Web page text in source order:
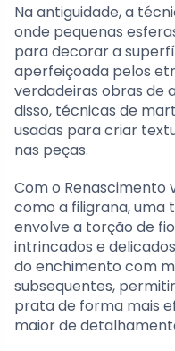
Na antiguidade, a
onde pequenas
para decorar a
aperfeiçoada pelos
verdadeiras obras de
disso, técnicas de
usadas para criar
nas peças.
Com o Renascimento
como a filigrana, uma
envolve a torção de
intrincados e
do enchimento com
subsequentes,
prata de forma mais
maior de